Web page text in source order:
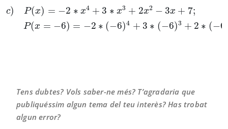
c) P(x) = −2 ∗ x4 + 3 ∗ x3 + 2x2 − 3x + 7;
P(x = −6) = −2 ∗ (−6)4 + 3 ∗ (−6)3 + 2 ∗ (−6
Tens dubtes? Vols saber-ne més? T’agradaria que
publiquéssim algun tema del teu interès? Has trobat
algun error?